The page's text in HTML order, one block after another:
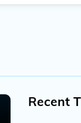
Recent